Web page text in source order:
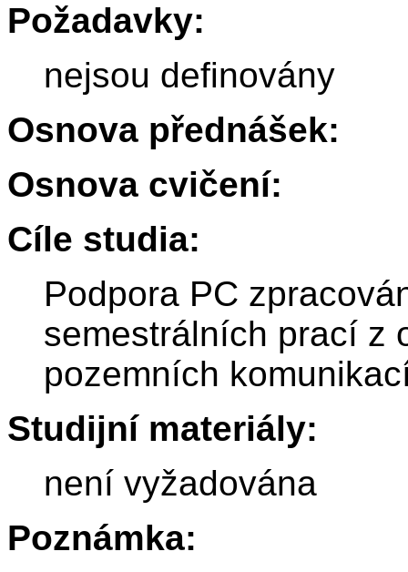
Požadavky:
nejsou definovány
Osnova přednášek:
Osnova cvičení:
Cíle studia:
Podpora PC
semestrálních prací z
pozemních
Studijní materiály:
není vyžadována
Poznámka: